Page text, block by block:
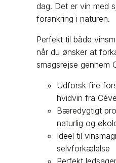
dag. Det er vin med
forankring i naturen.
Perfekt til både
når du ønsker at
smagsrejse gennem
Udforsk fire
hvidvin fra
Bæredygtigt
naturlig og
Ideel til
selvforkælelse
Perfekt